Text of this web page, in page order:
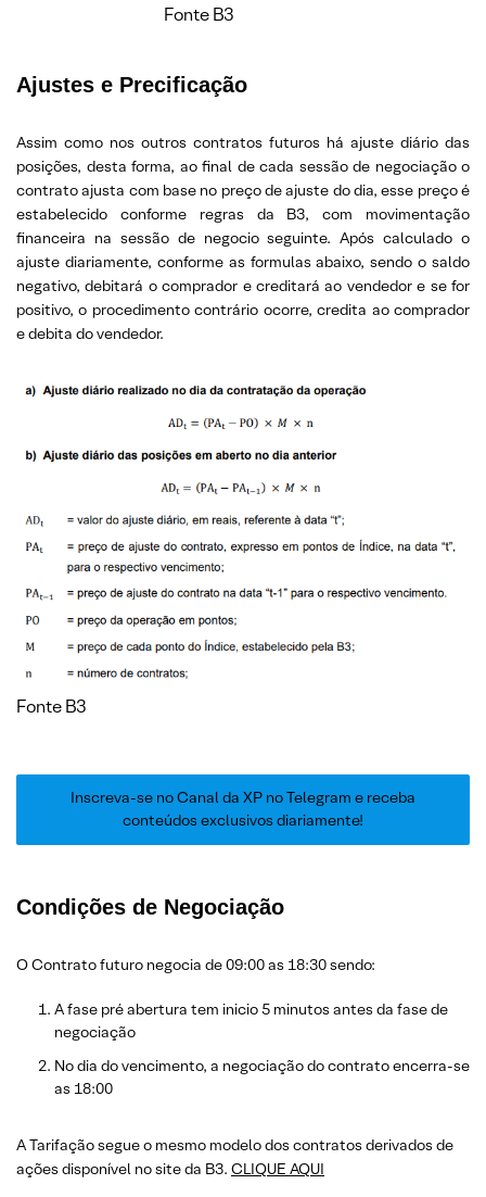
Fonte B3
Ajustes e Precificação
Assim como nos outros contratos futuros há ajuste diário das
posições, desta forma, ao final de cada sessão de negociação o
contrato ajusta com base no preço de ajuste do dia, esse preço é
estabelecido conforme regras da B3, com movimentação
financeira na sessão de negocio seguinte. Após calculado o
ajuste diariamente, conforme as formulas abaixo, sendo o saldo
negativo, debitará o comprador e creditará ao vendedor e se for
positivo, o procedimento contrário ocorre, credita ao comprador
e debita do vendedor.
Fonte B3
Inscreva-se no Canal da XP no Telegram e receba
conteúdos exclusivos diariamente!
Condições de Negociação
O Contrato futuro negocia de 09:00 as 18:30 sendo:
A fase pré abertura tem inicio 5 minutos antes da fase de
negociação
No dia do vencimento, a negociação do contrato encerra-se
as 18:00
A Tarifação segue o mesmo modelo dos contratos derivados de
ações disponível no site da B3. CLIQUE AQUI